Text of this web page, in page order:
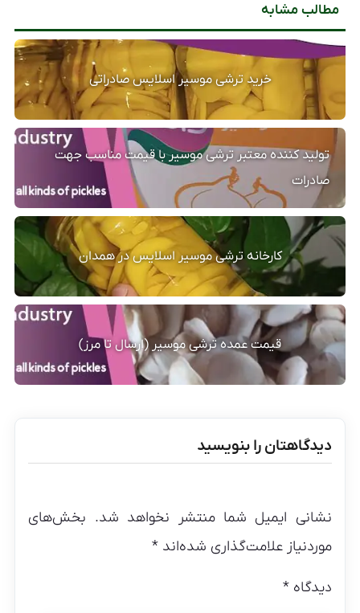
مطالب مشابه
خرید ترشی موسیر اسلایس صادراتی
تولید کننده معتبر ترشی موسیر با قیمت مناسب جهت
صادرات
کارخانه ترشی موسیر اسلایس در همدان
قیمت عمده ترشی موسیر (ارسال تا مرز)
دیدگاهتان را بنویسید
نشانی ایمیل شما منتشر نخواهد شد. بخش‌های
موردنیاز علامت‌گذاری شده‌اند*
دیدگاه*